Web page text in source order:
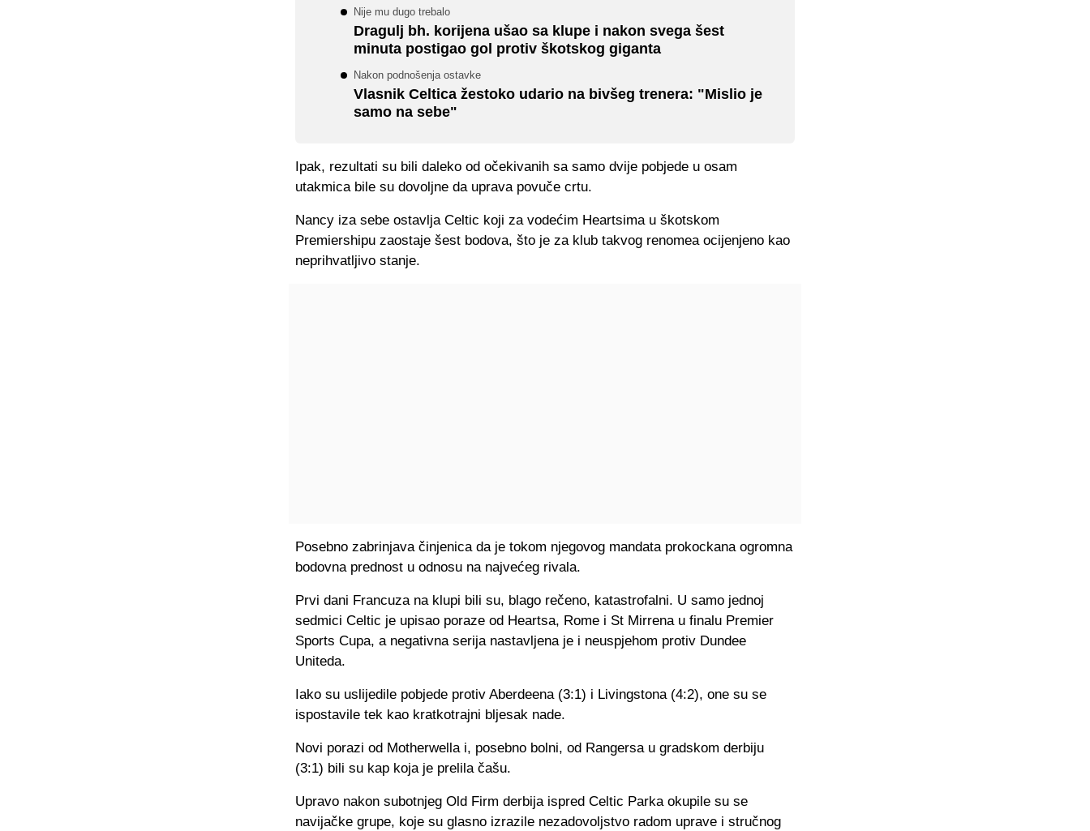
Nije mu dugo trebalo
Dragulj bh. korijena ušao sa klupe i nakon svega šest
minuta postigao gol protiv škotskog giganta
Nakon podnošenja ostavke
Vlasnik Celtica žestoko udario na bivšeg trenera: "Mislio je
samo na sebe"
Ipak, rezultati su bili daleko od očekivanih sa samo dvije pobjede u osam
utakmica bile su dovoljne da uprava povuče crtu.
Nancy iza sebe ostavlja Celtic koji za vodećim Heartsima u škotskom
Premiershipu zaostaje šest bodova, što je za klub takvog renomea ocijenjeno kao
neprihvatljivo stanje.
Posebno zabrinjava činjenica da je tokom njegovog mandata prokockana ogromna
bodovna prednost u odnosu na najvećeg rivala.
Prvi dani Francuza na klupi bili su, blago rečeno, katastrofalni. U samo jednoj
sedmici Celtic je upisao poraze od Heartsa, Rome i St Mirrena u finalu Premier
Sports Cupa, a negativna serija nastavljena je i neuspjehom protiv Dundee
Uniteda.
Iako su uslijedile pobjede protiv Aberdeena (3:1) i Livingstona (4:2), one su se
ispostavile tek kao kratkotrajni bljesak nade.
Novi porazi od Motherwella i, posebno bolni, od Rangersa u gradskom derbiju
(3:1) bili su kap koja je prelila čašu.
Upravo nakon subotnjeg Old Firm derbija ispred Celtic Parka okupile su se
navijačke grupe, koje su glasno izrazile nezadovoljstvo radom uprave i stručnog